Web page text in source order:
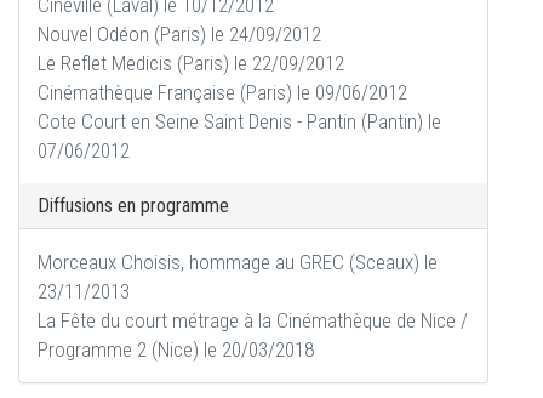
Cinéville (Laval) le 10/12/2012
Nouvel Odéon (Paris) le 24/09/2012
Le Reflet Medicis (Paris) le 22/09/2012
Cinémathèque Française (Paris) le 09/06/2012
Cote Court en Seine Saint Denis - Pantin (Pantin) le
07/06/2012
Diffusions en programme
Morceaux Choisis, hommage au GREC (Sceaux) le
23/11/2013
La Fête du court métrage à la Cinémathèque de Nice /
Programme 2 (Nice) le 20/03/2018